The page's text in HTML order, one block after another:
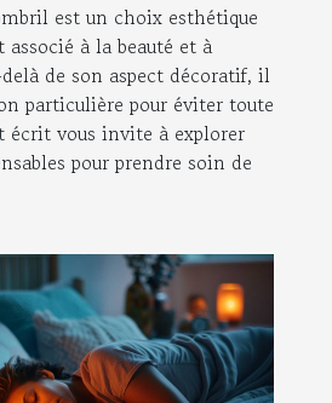
est un choix esthétique
associé à la beauté et à
de son aspect décoratif, il
particulière pour éviter toute
écrit vous invite à explorer
pour prendre soin de